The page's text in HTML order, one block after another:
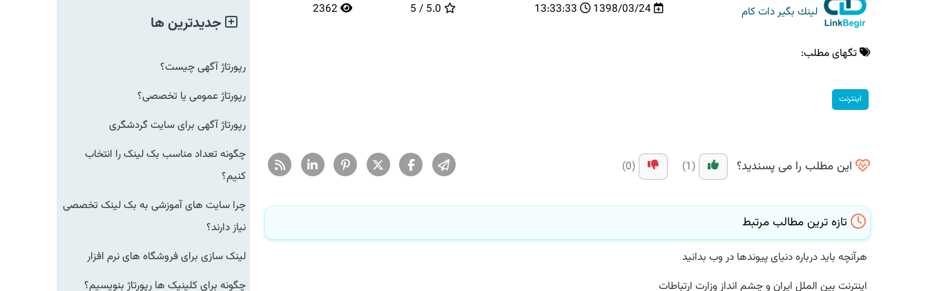
لینك بگیر دات كام 1398/03/24
13:33:33
5.0 / 5
2362
تگهای مطلب:
اینترنت
این مطلب را می پسندید؟
تازه ترین مطالب مرتبط
هرآنچه باید درباره دنیای پیوندها در وب بدانید
اینترنت بین الملل ایران و چشم انداز وزارت ارتباطات
جدیدترین ها
رپورتاژ آگهی چیست؟
رپورتاژ عمومی یا تخصصی؟
رپورتاژ آگهی برای سایت گردشگری
چگونه تعداد مناسب بک لینک را انتخاب
کنیم؟
چرا سایت های آموزشی به بک لینک تخصصی
نیاز دارند؟
لینک سازی برای فروشگاه های نرم افزار
چگونه برای کلینیک ها رپورتاژ بنویسیم؟